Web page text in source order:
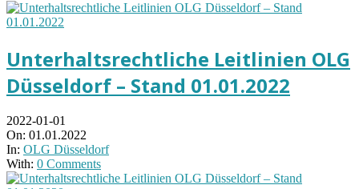
Unterhaltsrechtliche Leitlinien OLG
Düsseldorf – Stand 01.01.2022
2022-01-01
On: 01.01.2022
In: OLG Düsseldorf
With: 0 Comments